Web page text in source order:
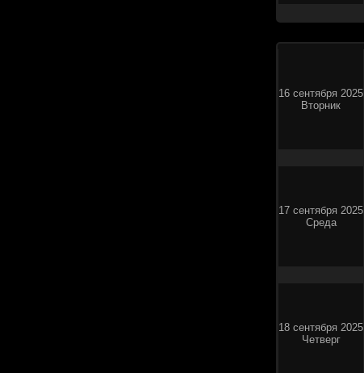
16 сентября 2025
Вторник
17 сентября 2025
Среда
18 сентября 2025
Четверг